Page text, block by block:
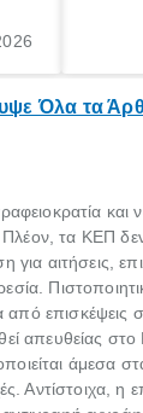
Όλα τα
τα ΚΕΠ δεν
αιτήσεις,
επισκέψεις
απευθείας
άμεσα
Αντίστοιχα, η